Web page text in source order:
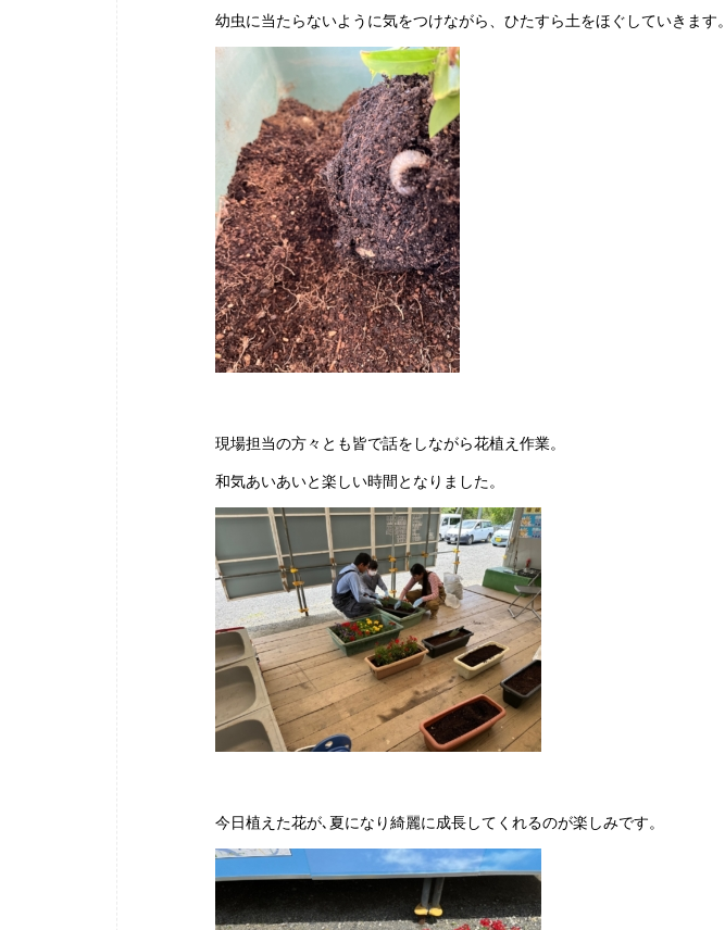
幼虫に当たらないように気をつけながら、ひたすら土をほぐしていきます。
現場担当の方々とも皆で話をしながら花植え作業。
和気あいあいと楽しい時間となりました。
今日植えた花が､夏になり綺麗に成長してくれるのが楽しみです。